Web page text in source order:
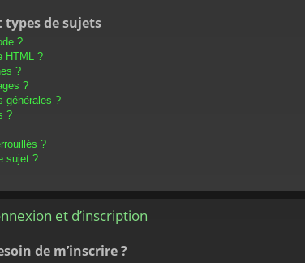
types de sujets
?
HTML ?
?
?
générales ?
?
?
sujet ?
et d’inscription
de m’inscrire ?